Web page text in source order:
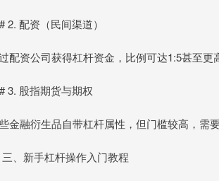
2. 配资（民间渠道）
配资公司获得杠杆资金，比例可达1:5甚至更
3. 股指期货与期权
金融衍生品自带杠杆属性，但门槛较高，需
、新手杠杆操作入门教程